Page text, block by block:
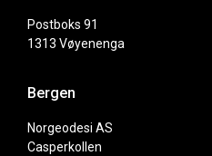
Postboks 91
1313 Vøyenenga
Bergen
Norgeodesi AS
Casperkollen